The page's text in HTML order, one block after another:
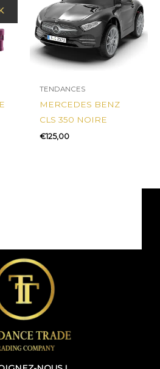
TENDANCES
MERCEDES BENZ
CLS 350 NOIRE
€125,00